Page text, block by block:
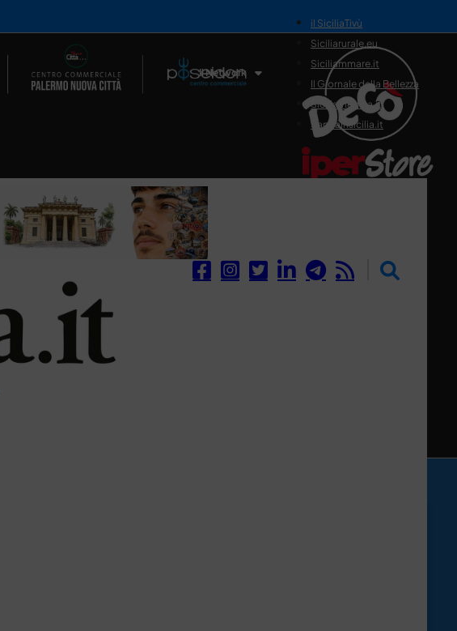
Il Network
il SiciliaTivù
Siciliarurale.eu
Siciliammare.it
Il Giornale della Bellezza
Siciliamedica.it
Sanitainsicilia.it